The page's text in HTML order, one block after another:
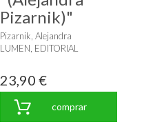
Pizarnik)"
Pizarnik, Alejandra
LUMEN, EDITORIAL
23,90 €
comprar